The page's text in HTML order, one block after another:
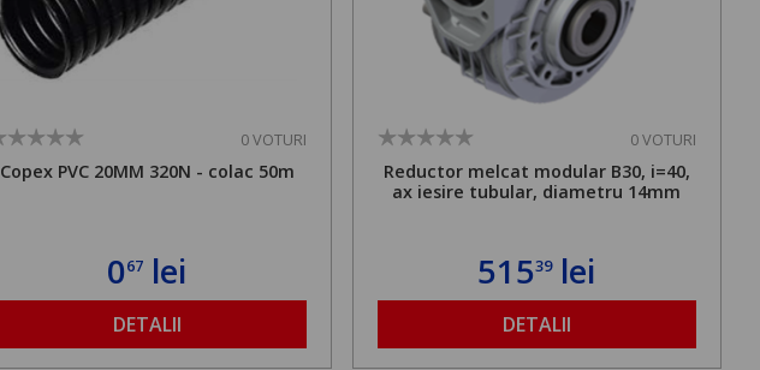
0 VOTURI
Copex PVC 20MM 320N - colac 50m
067 lei
DETALII
0 VOTURI
Reductor melcat modular B30, i=40,
ax iesire tubular, diametru 14mm
51539lei
DETALII